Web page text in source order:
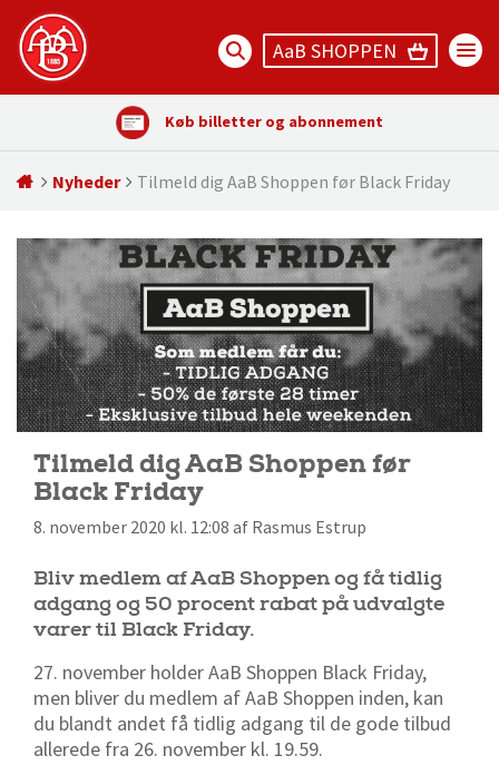
AaB SHOPPEN
Køb billetter og abonnement
Nyheder Tilmeld dig AaB Shoppen før Black Friday
Tilmeld dig AaB Shoppen før
Black Friday
8. november 2020 kl. 12:08 af Rasmus Estrup
Bliv medlem af AaB Shoppen og få tidlig
adgang og 50 procent rabat på udvalgte
varer til Black Friday.
27. november holder AaB Shoppen Black Friday,
men bliver du medlem af AaB Shoppen inden, kan
du blandt andet få tidlig adgang til de gode tilbud
allerede fra 26. november kl. 19.59.